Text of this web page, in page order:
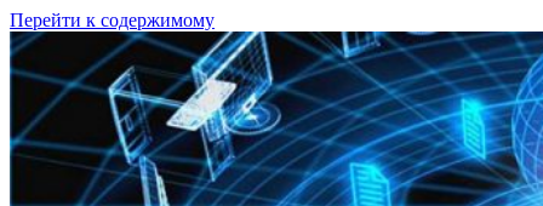
Перейти к содержимому